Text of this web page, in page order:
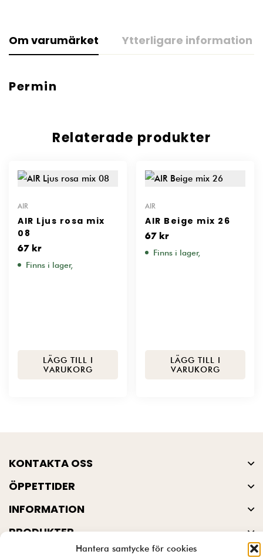
Hantera samtycke för cookies
Om varumärket Ytterligare information
Permin
Relaterade produkter
AIR
AIR Ljus rosa mix
08
67 kr
Finns i lager,
LÄGG TILL I
VARUKORG
AIR
AIR Beige mix 26
67 kr
Finns i lager,
LÄGG TILL I
VARUKORG
KONTAKTA OSS
ÖPPETTIDER
INFORMATION
PRODUKTER